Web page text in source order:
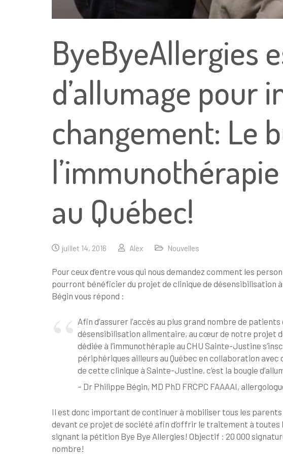
ByeByeAllergies
d’allumage pour
changement: Le
au Québec!
juillet 14, 2016 Alex Nouvelles
Pour ceux d’entre vous qui nous demandez comment les
pourront bénéficier du projet de clinique de désensibilisation
Bégin vous répond :
Afin d’assurer l’accès au plus grand nombre de
désensibilisation alimentaire, au cœur de notre projet
dédiée à l’immunothérapie au CHU Sainte-Justine
périphériques ailleurs au Québec en collaboration avec
de cette clinique à Sainte-Justine, c’est la bougie
– Dr Philippe Bégin, MD PhD FRCPC FAAAAI,
Il est donc important de continuer à mobiliser tous les
devant ce projet de société afin d’offrir le traitement à toutes
signant la pétition Bye Bye Allergies! Objectif : 20 000
nombre!